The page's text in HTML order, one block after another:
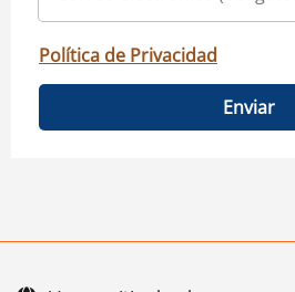
Política de Privacidad
Enviar